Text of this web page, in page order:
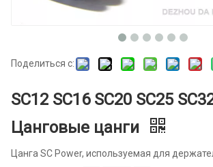
Поделиться с:
SC12 SC16 SC20 SC25
Цанговые цанги
Цанга SC Power, используемая для